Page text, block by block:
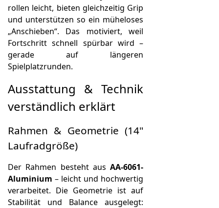
rollen leicht, bieten gleichzeitig Grip
und unterstützen so ein müheloses
„Anschieben“. Das motiviert, weil
Fortschritt schnell spürbar wird –
gerade auf längeren
Spielplatzrunden.
Ausstattung & Technik
verständlich erklärt
Rahmen & Geometrie (14"
Laufradgröße)
Der Rahmen besteht ausAA-6061-
Aluminium – leicht und hochwertig
verarbeitet. Die Geometrie ist auf
Stabilität und Balance ausgelegt: